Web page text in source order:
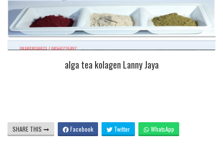
alga tea kolagen Lanny Jaya
SHARE THIS Facebook Twitter WhatsApp